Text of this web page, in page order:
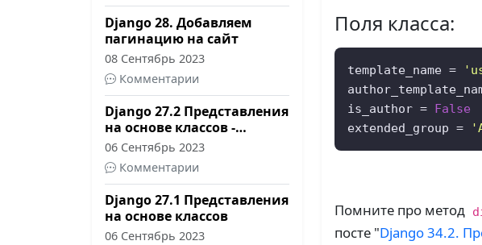
Поля класса:
template_name =
is_author = False
extended_group =
Помните про метод
посте "Django 34.2.
Django 28. Добавляем
пагинацию на сайт
08 Сентябрь 2023
Комментарии
Django 27.2 Представления
на основе классов -
Практика
06 Сентябрь 2023
Комментарии
Django 27.1 Представления
на основе классов
06 Сентябрь 2023